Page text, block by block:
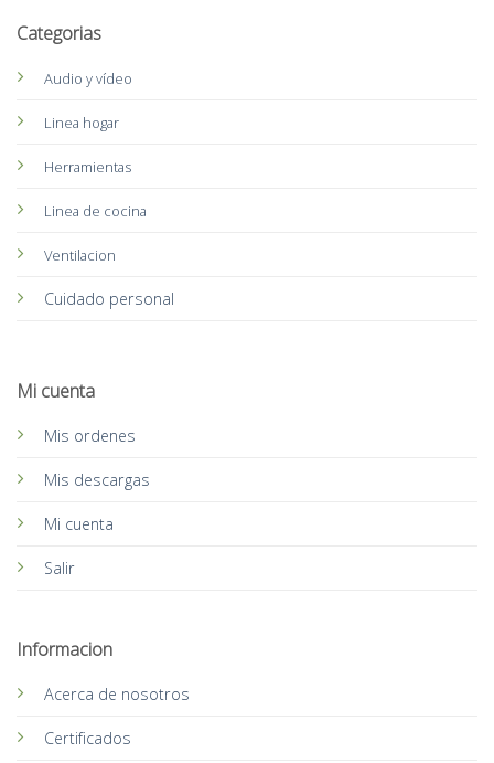
Mi cuenta
Mis ordenes
Mis descargas
Mi cuenta
Salir
Informacion
Acerca de nosotros
Certificados
Categorias
Audio y vídeo
Linea hogar
Herramientas
Linea de cocina
Ventilacion
Cuidado personal